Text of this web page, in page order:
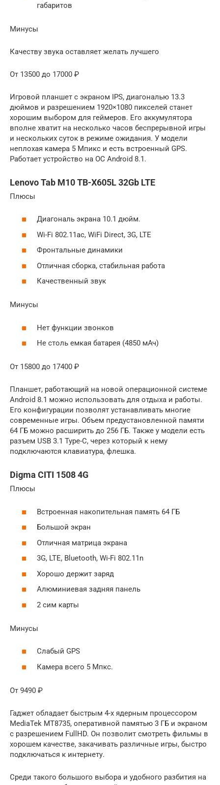
габаритов
Минусы
Качеству звука оставляет желать лучшего
От 13500 до 17000 ₽
Игровой планшет с экраном IPS, диагональю 13.3
дюймов и разрешением 1920×1080 пикселей станет
хорошим выбором для геймеров. Его аккумулятора
вполне хватит на несколько часов беспрерывной игры
и нескольких суток в режиме ожидания. У модели
неплохая камера 5 Мпикс и есть встроенный GPS.
Работает устройство на ОС Android 8.1.
Lenovo Tab M10 TB-X605L 32Gb LTE
Плюсы
Диагональ экрана 10.1 дюйм.
Wi-Fi 802.11ac, WiFi Direct, 3G, LTE
Фронтальные динамики
Отличная сборка, стабильная работа
Качественный звук
Минусы
Нет функции звонков
Не столь емкая батарея (4850 мАч)
От 15800 до 17400 ₽
Планшет, работающий на новой операционной системе
Android 8.1 можно использовать для отдыха и работы.
Его конфигурации позволят устанавливать многие
современные игры. Объем предустановленной памяти
64 ГБ можно расширить до 256 ГБ. Также у модели есть
разъем USB 3.1 Type-C, через который к нему
подключаются клавиатура, флешка.
Digma CITI 1508 4G
Плюсы
Встроенная накопительная память 64 ГБ
Большой экран
Отличная матрица экрана
3G, LTE, Bluetooth, Wi-Fi 802.11n
Хорошо держит заряд
Алюминиевая задняя панель
2 сим карты
Минусы
Слабый GPS
Камера всего 5 Мпкс.
От 9490 ₽
Гаджет обладает быстрым 4-х ядерным процессором
MediaTek MT8735, оперативной памятью 3 ГБ и экраном
с разрешением FullHD. Он позволит смотреть фильмы в
хорошем качестве, закачивать различные игры, быстро
подключаться к интернету.
Среди такого большого выбора и удобного разбития на